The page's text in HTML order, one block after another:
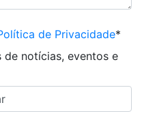
de Privacidade*
de notícias, eventos e